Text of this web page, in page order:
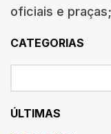
oficiais e
CATEGORIAS
ÚLTIMAS